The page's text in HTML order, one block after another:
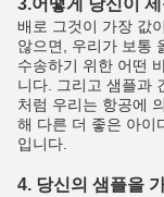
3.어떻게 당신이
배로 그것이 가장 값
않으면, 우리가 보통
수송하기 위한 어떤
니다. 그리고 샘플과
처럼 우리는 항공에
해 다른 더 좋은 아이
입니다.
4. 당신의 샘플을